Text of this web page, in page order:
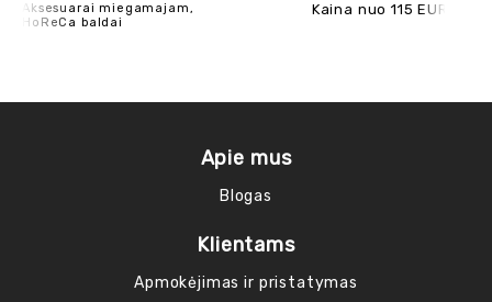
Aksesuarai miegamajam,
HoReCa baldai
Kaina nuo 115 EUR
Apie mus
Blogas
Klientams
Apmokėjimas ir pristatymas